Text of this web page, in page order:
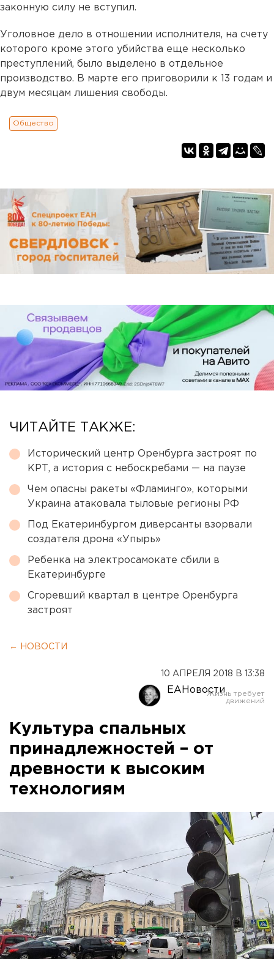
законную силу не вступил.
Уголовное дело в отношении исполнителя, на счету
которого кроме этого убийства еще несколько
преступлений, было выделено в отдельное
производство. В марте его приговорили к 13 годам и
двум месяцам лишения свободы.
Общество
ЧИТАЙТЕ ТАКЖЕ:
Исторический центр Оренбурга застроят по
КРТ, а история с небоскребами — на паузе
Чем опасны ракеты «Фламинго», которыми
Украина атаковала тыловые регионы РФ
Под Екатеринбургом диверсанты взорвали
создателя дрона «Упырь»
Ребенка на электросамокате сбили в
Екатеринбурге
Сгоревший квартал в центре Оренбурга
застроят
← НОВОСТИ
10 АПРЕЛЯ 2018 В 13:38
ЕАНовости
Культура спальных
принадлежностей – от
древности к высоким
технологиям